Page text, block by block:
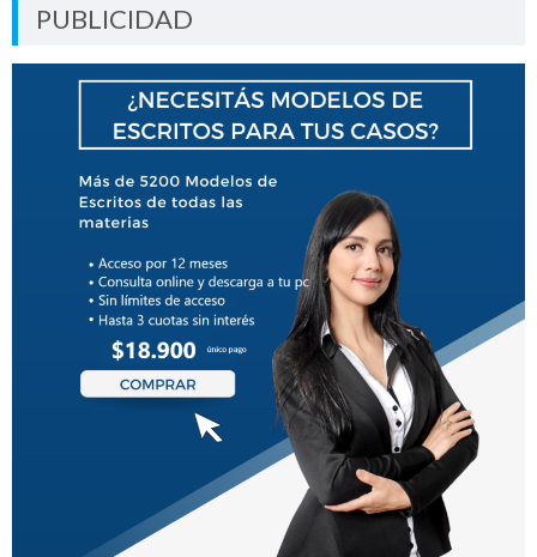
PUBLICIDAD